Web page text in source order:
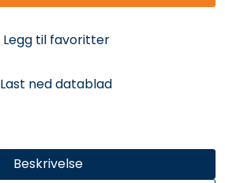
Legg til favoritter
Last ned datablad
Beskrivelse